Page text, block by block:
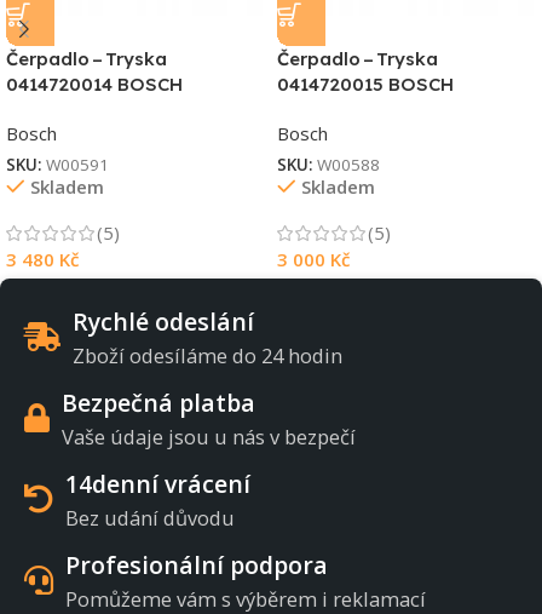
Čerpadlo – Tryska
0414720014 BOSCH
Bosch
SKU: W00591
Skladem
(5)
3 480 Kč
Čerpadlo – Tryska
0414720015 BOSCH
Bosch
SKU: W00588
Skladem
(5)
3 000 Kč
Rychlé odeslání
Zboží odesíláme do 24 hodin
Bezpečná platba
Vaše údaje jsou u nás v bezpečí
14denní vrácení
Bez udání důvodu
Profesionální podpora
Pomůžeme vám s výběrem i reklamací